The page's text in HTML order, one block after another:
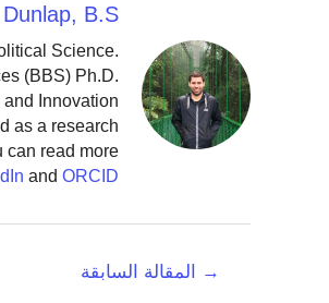
B.S.
Science.
(BBS) Ph.D.
Innovation
as a research
can read more
and ORCID
تصفّح→ المقالة السابقة